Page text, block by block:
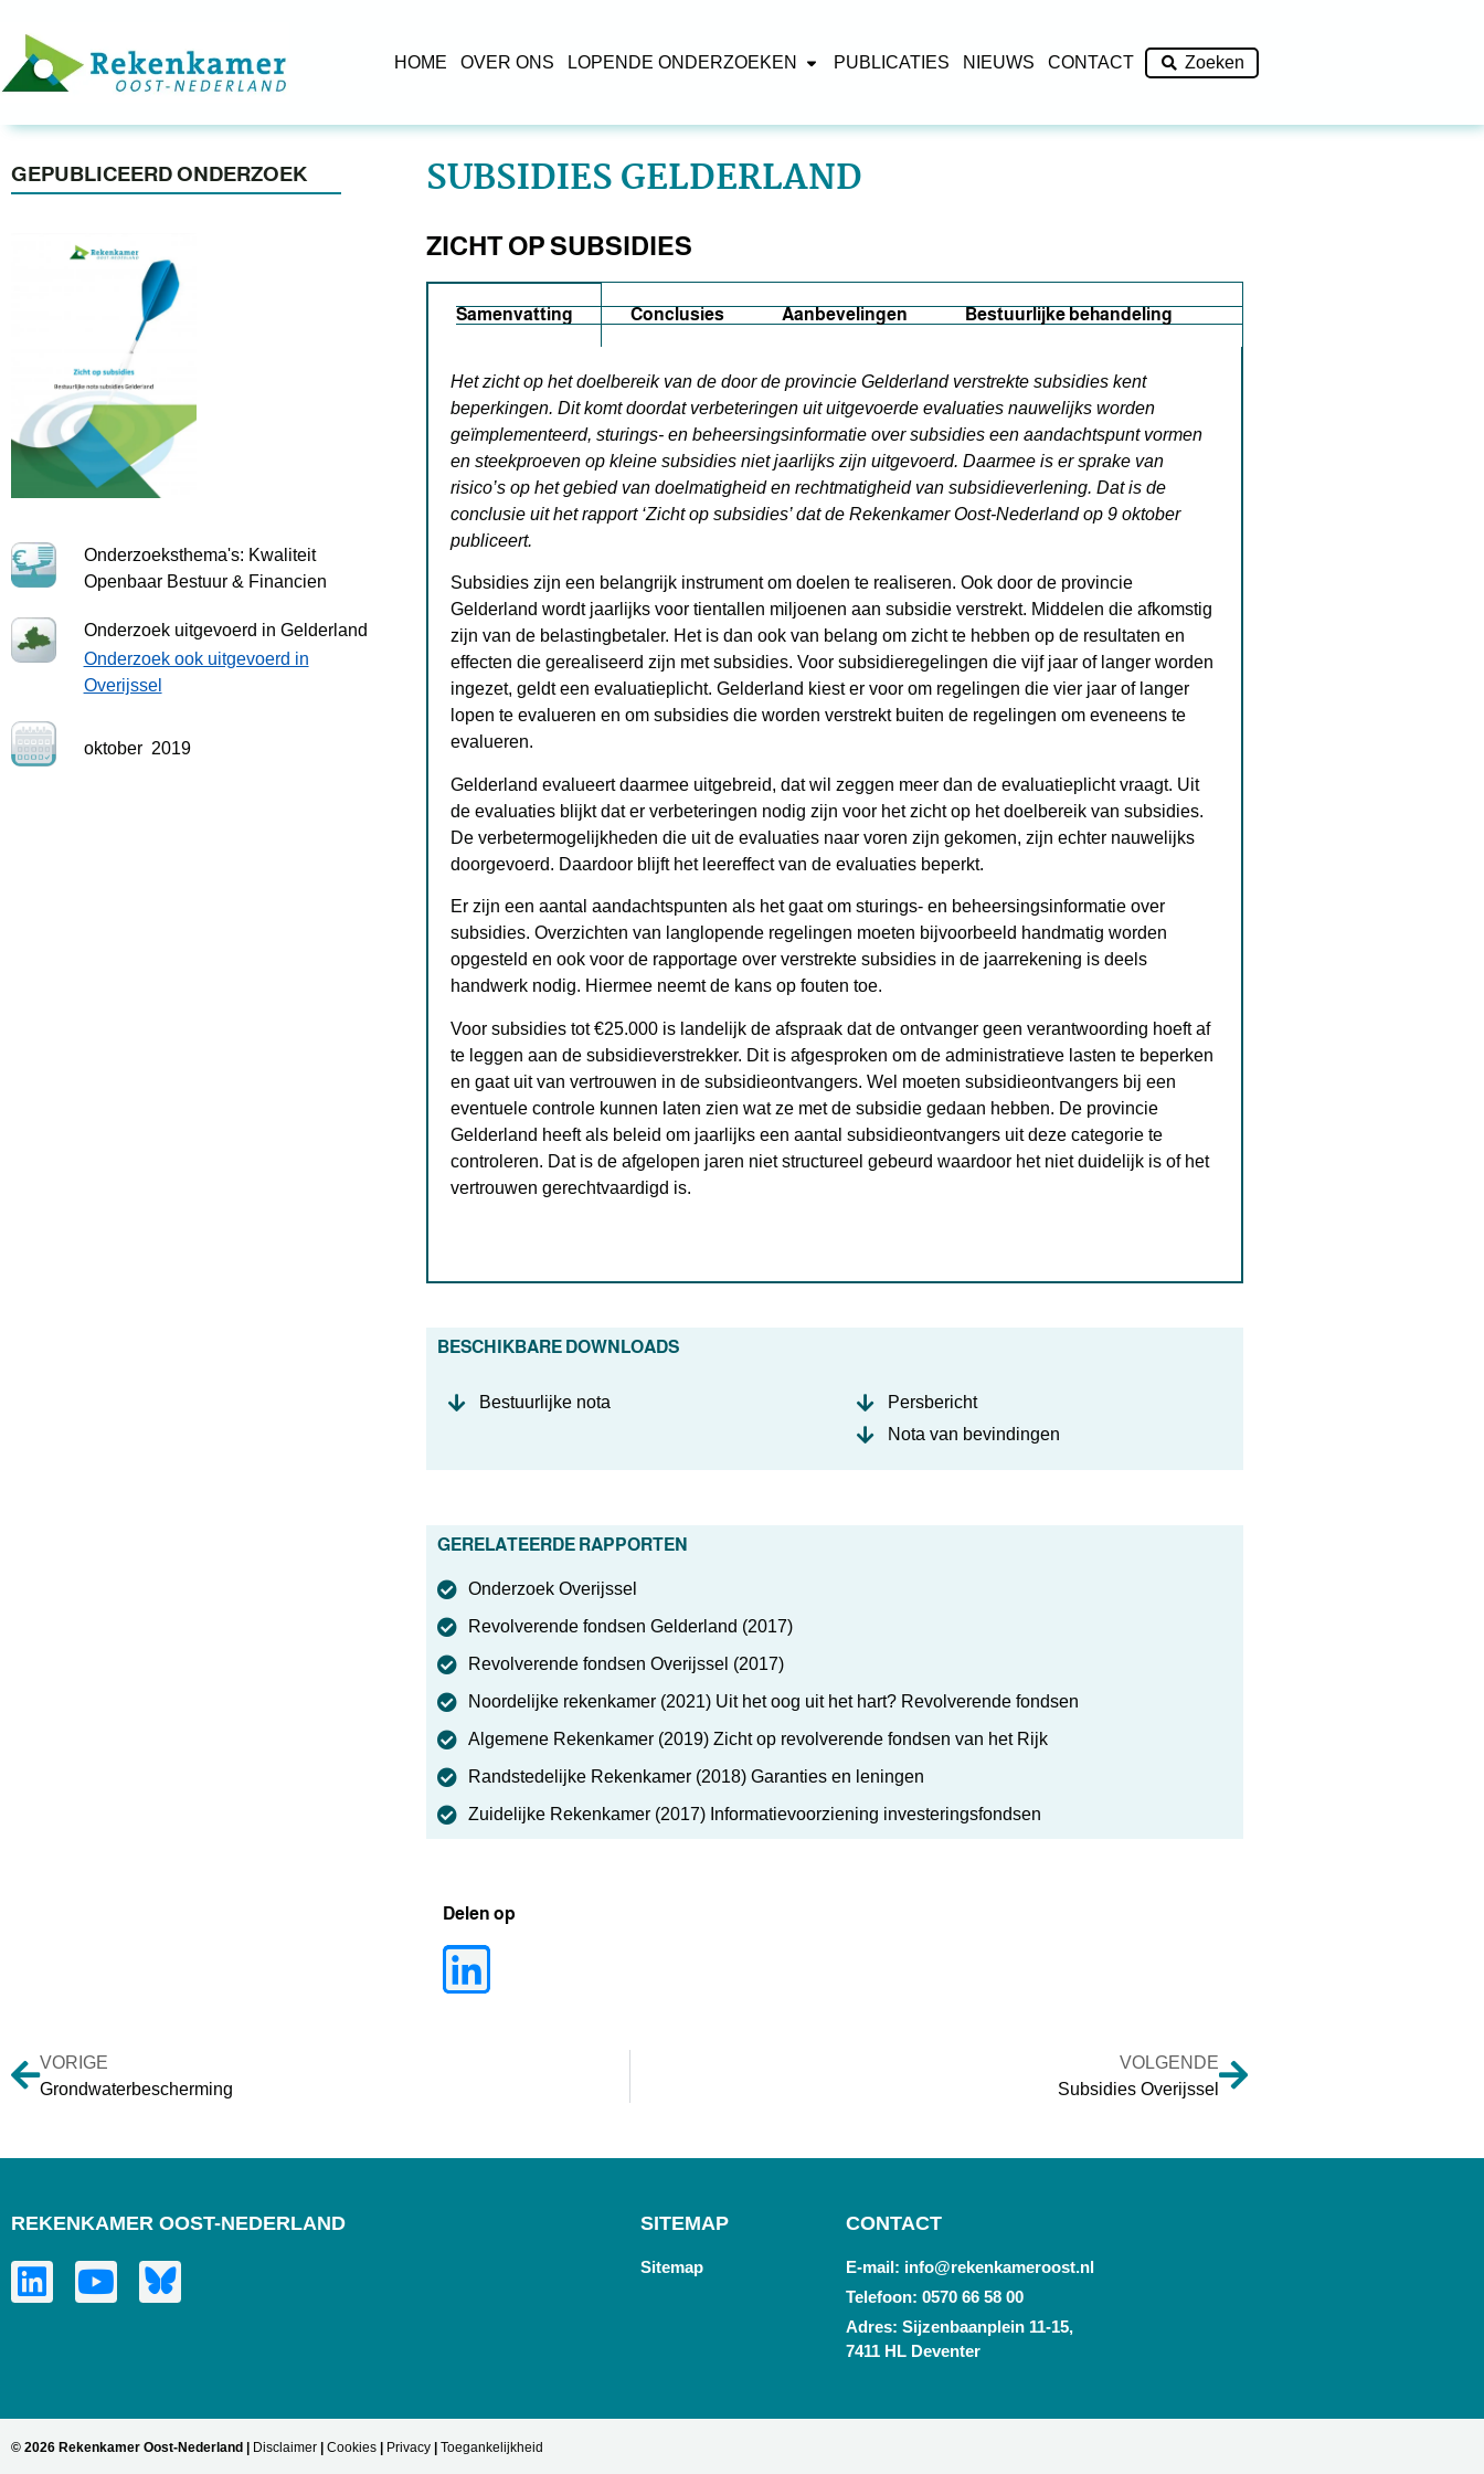
HOME OVER ONS LOPENDE ONDERZOEKEN PUBLICATIES NIEUWS CONTACT Zoeken
GEPUBLICEERD ONDERZOEK SUBSIDIES GELDERLAND
Onderzoeksthema's: Kwaliteit
Openbaar Bestuur & Financien
Onderzoek uitgevoerd in Gelderland
Onderzoek ook uitgevoerd in
Overijssel
oktober 2019
ZICHT OP SUBSIDIES
Samenvatting Conclusies Aanbevelingen Bestuurlijke behandeling
Het zicht op het doelbereik van de door de provincie Gelderland verstrekte subsidies kent
beperkingen. Dit komt doordat verbeteringen uit uitgevoerde evaluaties nauwelijks worden
geïmplementeerd, sturings- en beheersingsinformatie over subsidies een aandachtspunt vormen
en steekproeven op kleine subsidies niet jaarlijks zijn uitgevoerd. Daarmee is er sprake van
risico’s op het gebied van doelmatigheid en rechtmatigheid van subsidieverlening. Dat is de
conclusie uit het rapport ‘Zicht op subsidies’ dat de Rekenkamer Oost-Nederland op 9 oktober
publiceert.
Subsidies zijn een belangrijk instrument om doelen te realiseren. Ook door de provincie
Gelderland wordt jaarlijks voor tientallen miljoenen aan subsidie verstrekt. Middelen die afkomstig
zijn van de belastingbetaler. Het is dan ook van belang om zicht te hebben op de resultaten en
effecten die gerealiseerd zijn met subsidies. Voor subsidieregelingen die vijf jaar of langer worden
ingezet, geldt een evaluatieplicht. Gelderland kiest er voor om regelingen die vier jaar of langer
lopen te evalueren en om subsidies die worden verstrekt buiten de regelingen om eveneens te
evalueren.
Gelderland evalueert daarmee uitgebreid, dat wil zeggen meer dan de evaluatieplicht vraagt. Uit
de evaluaties blijkt dat er verbeteringen nodig zijn voor het zicht op het doelbereik van subsidies.
De verbetermogelijkheden die uit de evaluaties naar voren zijn gekomen, zijn echter nauwelijks
doorgevoerd. Daardoor blijft het leereffect van de evaluaties beperkt.
Er zijn een aantal aandachtspunten als het gaat om sturings- en beheersingsinformatie over
subsidies. Overzichten van langlopende regelingen moeten bijvoorbeeld handmatig worden
opgesteld en ook voor de rapportage over verstrekte subsidies in de jaarrekening is deels
handwerk nodig. Hiermee neemt de kans op fouten toe.
Voor subsidies tot €25.000 is landelijk de afspraak dat de ontvanger geen verantwoording hoeft af
te leggen aan de subsidieverstrekker. Dit is afgesproken om de administratieve lasten te beperken
en gaat uit van vertrouwen in de subsidieontvangers. Wel moeten subsidieontvangers bij een
eventuele controle kunnen laten zien wat ze met de subsidie gedaan hebben. De provincie
Gelderland heeft als beleid om jaarlijks een aantal subsidieontvangers uit deze categorie te
controleren. Dat is de afgelopen jaren niet structureel gebeurd waardoor het niet duidelijk is of het
vertrouwen gerechtvaardigd is.
BESCHIKBARE DOWNLOADS
Bestuurlijke nota
Persbericht
Nota van bevindingen
GERELATEERDE RAPPORTEN
Onderzoek Overijssel
Revolverende fondsen Gelderland (2017)
Revolverende fondsen Overijssel (2017)
Noordelijke rekenkamer (2021) Uit het oog uit het hart? Revolverende fondsen
Algemene Rekenkamer (2019) Zicht op revolverende fondsen van het Rijk
Randstedelijke Rekenkamer (2018) Garanties en leningen
Zuidelijke Rekenkamer (2017) Informatievoorziening investeringsfondsen
Delen op
VORIGE
Grondwaterbescherming
VOLGENDE
Subsidies Overijssel
REKENKAMER OOST-NEDERLAND SITEMAP
Sitemap
CONTACT
E-mail: info@rekenkameroost.nl
Telefoon: 0570 66 58 00
Adres: Sijzenbaanplein 11-15,
7411 HL Deventer
© 2026 Rekenkamer Oost-Nederland | Disclaimer Cookies Privacy Toegankelijkheid